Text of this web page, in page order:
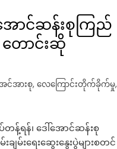
ောင်ဆန်းစုကြည်
တောင်းဆို
င်အားစု, လေကြောင်းတိုက်ခိုက်မှု,
န့်ရန်၊ ဒေါ်အောင်ဆန်းစု
မ်းရေးဆွေးနွေးပွဲများစတင်